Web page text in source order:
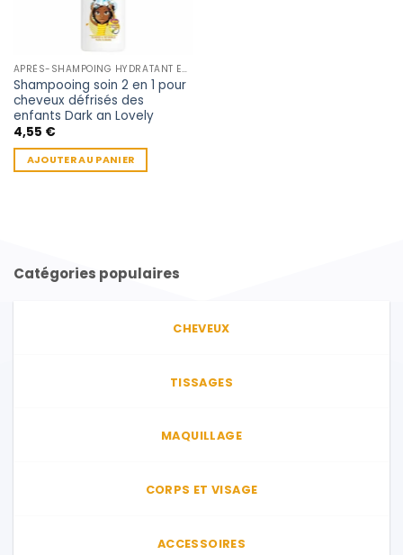
APRÈS-SHAMPOING HYDRATANT ENFANT
Shampooing soin 2 en 1 pour
cheveux défrisés des
enfants Dark an Lovely
4,55 €
AJOUTER AU PANIER
Catégories populaires
CHEVEUX
TISSAGES
MAQUILLAGE
CORPS ET VISAGE
ACCESSOIRES